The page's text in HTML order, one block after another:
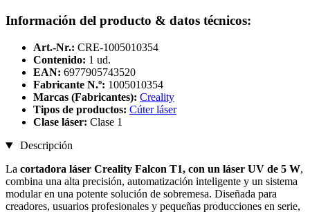
Información del producto & datos técnicos:
Art.-Nr.: CRE-1005010354
Contenido: 1 ud.
EAN: 6977905743520
Fabricante N.º: 1005010354
Marcas (Fabricantes): Creality
Tipos de productos: Cúter láser
Clase láser: Clase 1
Descripción
La cortadora láser Creality Falcon T1, con un láser UV de 5 W,
combina una alta precisión, automatización inteligente y un sistema
modular en una potente solución de sobremesa. Diseñada para
creadores, usuarios profesionales y pequeñas producciones en serie,